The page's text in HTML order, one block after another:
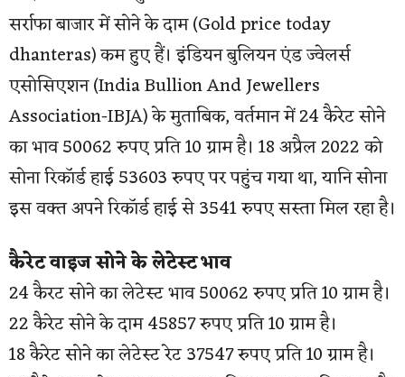
सर्राफा बाजार में सोने के दाम (Gold price today
dhanteras) कम हुए हैं। इंडियन बुलियन एंड ज्वेलर्स
एसोसिएशन (India Bullion And Jewellers
Association-IBJA) के मुताबिक, वर्तमान में 24 कैरेट सोने
का भाव 50062 रुपए प्रति 10 ग्राम है। 18 अप्रैल 2022 को
सोना रिकॉर्ड हाई 53603 रुपए पर पहुंच गया था, यानि सोना
इस वक्त अपने रिकॉर्ड हाई से 3541 रुपए सस्ता मिल रहा है।
कैरेट वाइज सोने के लेटेस्ट भाव
24 कैरट सोने का लेटेस्ट भाव 50062 रुपए प्रति 10 ग्राम है।
22 कैरेट सोने के दाम 45857 रुपए प्रति 10 ग्राम है।
18 कैरेट सोने का लेटेस्ट रेट 37547 रुपए प्रति 10 ग्राम है।